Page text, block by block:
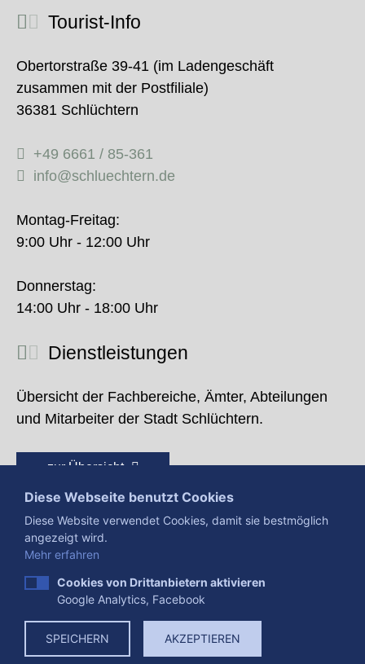
Tourist-Info
Obertorstraße 39-41 (im Ladengeschäft
zusammen mit der Postfiliale)
36381 Schlüchtern
+49 6661 / 85-361
info@schluechtern.de
Montag-Freitag:
9:00 Uhr - 12:00 Uhr
Donnerstag:
14:00 Uhr - 18:00 Uhr
Dienstleistungen
Übersicht der Fachbereiche, Ämter, Abteilungen
und Mitarbeiter der Stadt Schlüchtern.
zur Übersicht
Presse Impressum
Datenschutzerklärung
Datenverarbeitung
Cookies
Diese Webseite benutzt Cookies
Diese Website verwendet Cookies, damit sie bestmöglich
angezeigt wird.
Mehr erfahren
Cookies von Drittanbietern aktivieren
Google Analytics, Facebook
SPEICHERN AKZEPTIEREN